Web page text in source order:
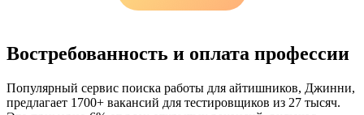
Востребованность и оплата профессии
Популярный сервис поиска работы для айтишников, Джинни,
предлагает 1700+ вакансий для тестировщиков из 27 тысяч.